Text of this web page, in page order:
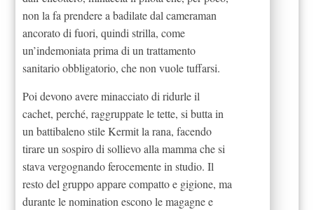
non la fa prendere a badilate dal cameraman
ancorato di fuori, quindi strilla, come
un’indemoniata prima di un trattamento
sanitario obbligatorio, che non vuole tuffarsi.
Poi devono avere minacciato di ridurle il
cachet, perché, raggruppate le tette, si butta in
un battibaleno stile Kermit la rana, facendo
tirare un sospiro di sollievo alla mamma che si
stava vergognando ferocemente in studio. Il
resto del gruppo appare compatto e gigione, ma
durante le nomination escono le magagne e